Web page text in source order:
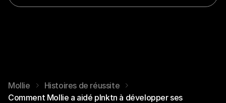
Mollie
Histoires de réussite
Comment Mollie a aidé plnktn à développer ses